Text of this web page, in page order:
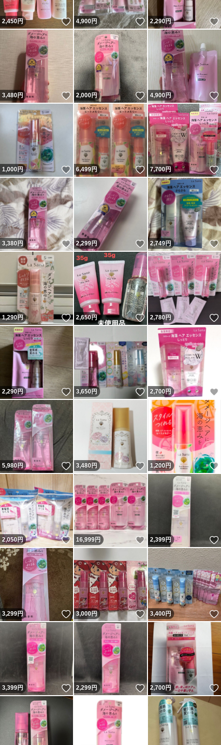
2,450円 いいね！
4,900円 いいね！
2,290円
3,480円 いいね！
2,000円 いいね！
4,900円
1,000円 いいね！
6,499円 いいね！
7,700円
3,380円 いいね！
2,299円 いいね！
2,749円
1,290円 いいね！
2,650円 いいね！
2,780円
2,290円 いいね！
3,650円 いいね！
2,700円
5,980円 いいね！
3,480円 いいね！
1,200円
2,050円 いいね！
16,999円 いいね！
2,399円
3,299円 いいね！
3,000円 いいね！
3,400円
3,399円 いいね！
2,299円 いいね！
2,700円